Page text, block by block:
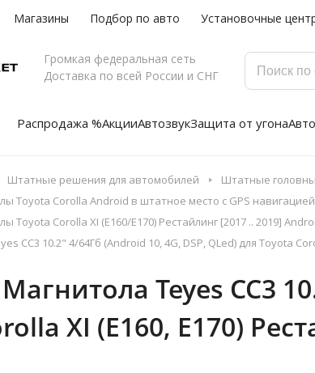
Магазины Подбор по авто Установочные
Громкая федеральная сеть
Доставка по всей России и СНГ
Распродажа %АкцииАвтозвукЗащита от угона
Штатные решения для автомобилей Штатные
Toyota Corolla Android в штатное место с GPS навигацией
Toyota Corolla XI (E160/E170) Рестайлинг [2017 .. 2019]
CC3 10.2" 4/64Гб (Android 10, 4G, DSP, QLed) для Toyota
Teyes CC3
XI (E160, E170)